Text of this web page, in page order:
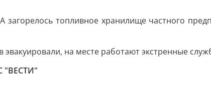
загорелось топливное хранилище частного
эвакуировали, на месте работают экстренные
"ВЕСТИ"